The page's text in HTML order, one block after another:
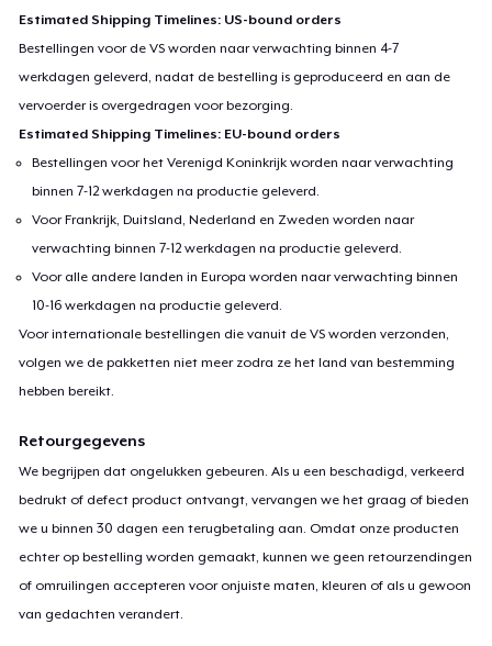
Estimated Shipping Timelines: US-bound orders
Bestellingen voor de VS worden naar verwachting binnen 4-7
werkdagen geleverd, nadat de bestelling is geproduceerd en aan de
vervoerder is overgedragen voor bezorging.
Estimated Shipping Timelines: EU-bound orders
Bestellingen voor het Verenigd Koninkrijk worden naar verwachting
binnen 7-12 werkdagen na productie geleverd.
Voor Frankrijk, Duitsland, Nederland en Zweden worden naar
verwachting binnen 7-12 werkdagen na productie geleverd.
Voor alle andere landen in Europa worden naar verwachting binnen
10-16 werkdagen na productie geleverd.
Voor internationale bestellingen die vanuit de VS worden verzonden,
volgen we de pakketten niet meer zodra ze het land van bestemming
hebben bereikt.
Retourgegevens
We begrijpen dat ongelukken gebeuren. Als u een beschadigd, verkeerd
bedrukt of defect product ontvangt, vervangen we het graag of bieden
we u binnen 30 dagen een terugbetaling aan. Omdat onze producten
echter op bestelling worden gemaakt, kunnen we geen retourzendingen
of omruilingen accepteren voor onjuiste maten, kleuren of als u gewoon
van gedachten verandert.